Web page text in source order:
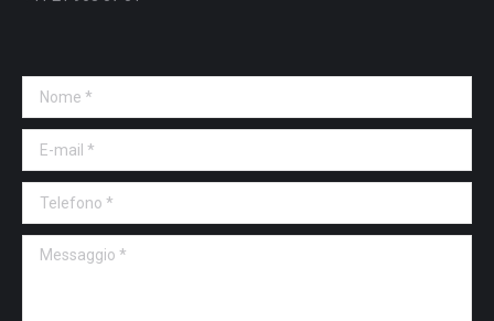
Nome *
E-mail *
Telefono *
Messaggio *